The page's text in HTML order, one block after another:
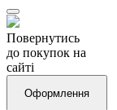
Повернутись
до покупок на
сайті
Оформлення